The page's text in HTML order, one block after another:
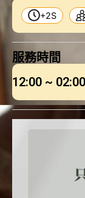
+2S
服務時間
12:00 ~ 02:00